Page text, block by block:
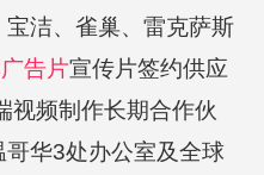
洁、雀巢、雷克萨斯
告片宣传片签约供应
视频制作长期合作伙
华3处办公室及全球